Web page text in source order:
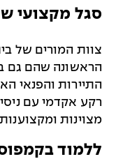
סגל מקצועי
צוות המורים של
הראשונה שהם גם
התיירות והפנאי
רקע אקדמי עם
מצוינות
ללמוד